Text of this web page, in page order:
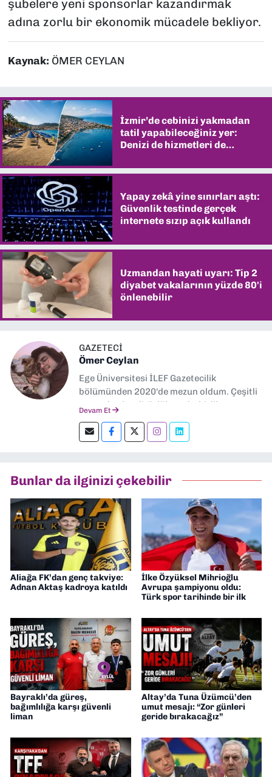
şubelere yeni sponsorlar kazandırmak
adına zorlu bir ekonomik mücadele bekliyor.
Kaynak: ÖMER CEYLAN
İzmir’de cebinizi yakmadan
tatil yapabileceğiniz yer:
Denizi de hizmetleri de
Yapay zekâ yine sınırları aştı:
Güvenlik testinde gerçek
internete sızıp açık kullandı
Uzmandan hayati uyarı: Tip 2
diyabet vakalarının yüzde 80'i
önlenebilir
GAZETECİ
Ömer Ceylan
Ege Üniversitesi İLEF Gazetecilik
bölümünden 2020'de mezun oldum. Çeşitli
gazetelerde editörlük, muhabirlik yaptım.
editörlük yapıyorum.
Devam Et
Bunlar da ilginizi çekebilir
Aliağa FK’dan genç takviye:
Adnan Aktaş kadroya katıldı
İlke Özyüksel Mihrioğlu
Avrupa şampiyonu oldu:
Türk spor tarihinde bir ilk
Bayraklı’da güreş,
bağımlılığa karşı güvenli
liman
Altay’da Tuna Üzümcü’den
umut mesajı: “Zor günleri
geride bırakacağız”